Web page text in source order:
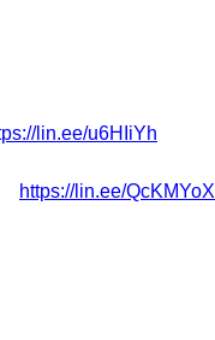
lin.ee/u6HIiYh
https://lin.ee/QcKMYoX